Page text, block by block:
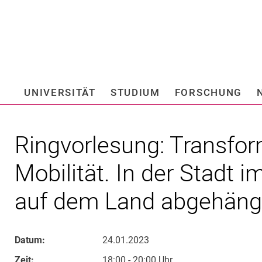
Springe direkt zu:
UNIVERSITÄT STUDIUM FORSCHUNG
Ringvorlesung:
Mobilität. In der Stadt
auf dem Land
Datum:
24.01.2023